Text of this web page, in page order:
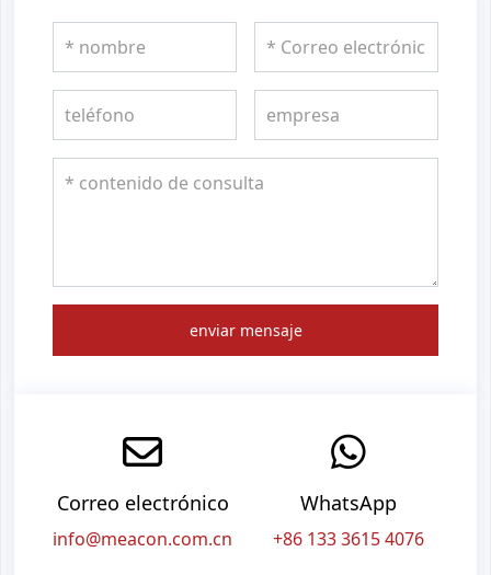
enviar mensaje
Correo electrónico
info@meacon.com.cn
WhatsApp
+86 133 3615 4076